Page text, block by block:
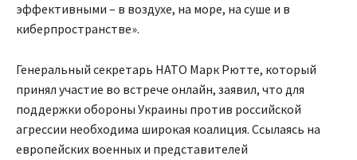
эффективными – в воздухе, на море, на суше и в
киберпространстве».
Генеральный секретарь НАТО Марк Рютте, который
принял участие во встрече онлайн, заявил, что для
поддержки обороны Украины против российской
агрессии необходима широкая коалиция. Ссылаясь на
европейских военных и представителей